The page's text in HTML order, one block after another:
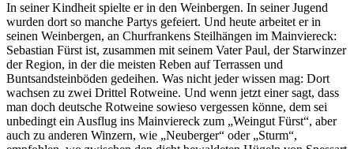
In seiner Kindheit spielte er in den Weinbergen. In seiner Jugend
wurden dort so manche Partys gefeiert. Und heute arbeitet er in
seinen Weinbergen, an Churfrankens Steilhängen im Mainviereck:
Sebastian Fürst ist, zusammen mit seinem Vater Paul, der Starwinzer
der Region, in der die meisten Reben auf Terrassen und
Buntsandsteinböden gedeihen. Was nicht jeder wissen mag: Dort
wachsen zu zwei Drittel Rotweine. Und wenn jetzt einer sagt, dass
man doch deutsche Rotweine sowieso vergessen könne, dem sei
unbedingt ein Ausflug ins Mainviereck zum „Weingut Fürst“, aber
auch zu anderen Winzern, wie „Neuberger“ oder „Sturm“,